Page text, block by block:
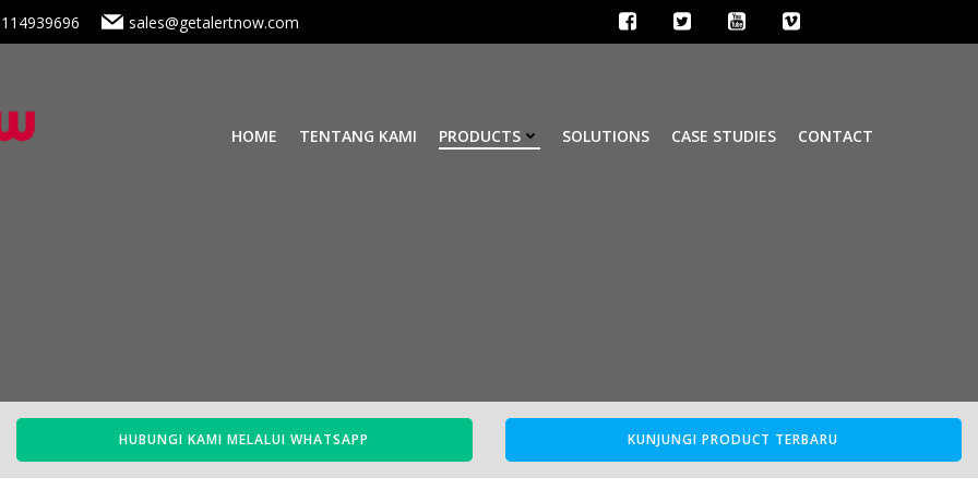
sales@getalertnow.com
HOME TENTANG KAMI PRODUCTS SOLUTIONS CASE STUDIES CONTACT
HUBUNGI KAMI MELALUI WHATSAPP KUNJUNGI PRODUCT TERBARU